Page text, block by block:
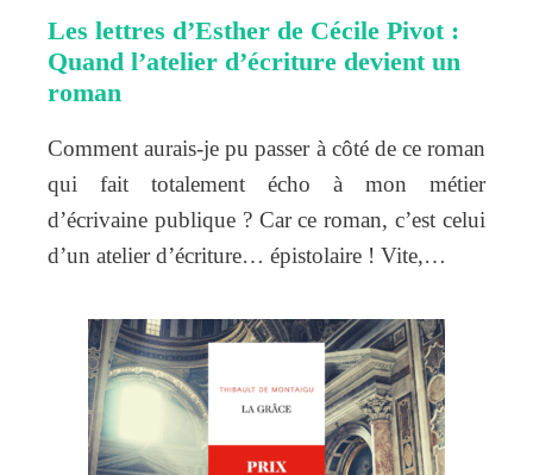
Les lettres d’Esther de Cécile Pivot :
Quand l’atelier d’écriture devient un
roman
Comment aurais-je pu passer à côté de ce roman
qui fait totalement écho à mon métier
d’écrivaine publique ? Car ce roman, c’est celui
d’un atelier d’écriture… épistolaire ! Vite,…